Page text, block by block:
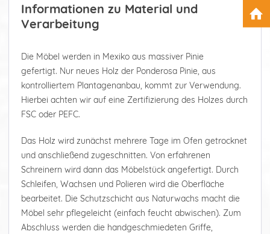
Informationen zu Material und
Verarbeitung
Die Möbel werden in Mexiko aus massiver Pinie
gefertigt. Nur neues Holz der Ponderosa Pinie, aus
kontrolliertem Plantagenanbau, kommt zur Verwendung.
Hierbei achten wir auf eine Zertifizierung des Holzes durch
FSC oder PEFC.
Das Holz wird zunächst mehrere Tage im Ofen getrocknet
und anschließend zugeschnitten. Von erfahrenen
Schreinern wird dann das Möbelstück angefertigt. Durch
Schleifen, Wachsen und Polieren wird die Oberfläche
bearbeitet. Die Schutzschicht aus Naturwachs macht die
Möbel sehr pflegeleicht (einfach feucht abwischen). Zum
Abschluss werden die handgeschmiedeten Griffe,